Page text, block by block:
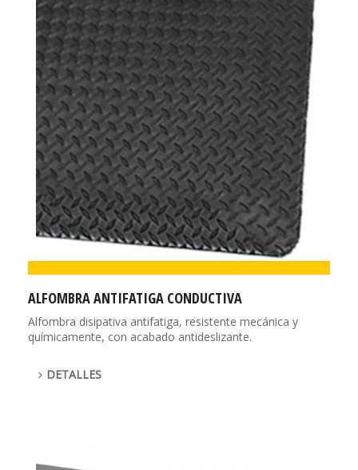
ALFOMBRA ANTIFATIGA CONDUCTIVA
Alfombra disipativa antifatiga, resistente mecánica y
químicamente, con acabado antideslizante.
DETALLES